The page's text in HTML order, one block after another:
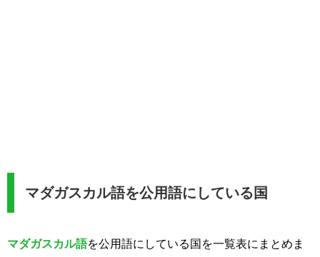
マダガスカル語を公用語にしている国
マダガスカル語を公用語にしている国を一覧表にまとめま